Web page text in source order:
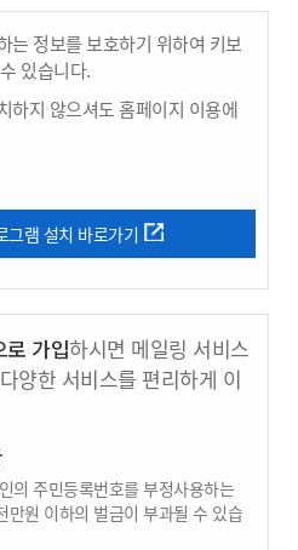
는 정보를 보호하기 위하여 키보
있습니다.
하지 않으셔도 홈페이지 이용에
그램 설치 바로가기
로 가입하시면 메일링 서비스
양한 서비스를 편리하게 이
의 주민등록번호를 부정사용하는
원 이하의 벌금이 부과될 수 있습